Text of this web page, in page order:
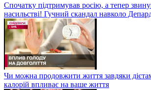
Спочатку підтримував росію, а тепер
насильстві! Гучний скандал навколо
Чи можна продовжити життя завдяки
калорій впливає на ваше життя